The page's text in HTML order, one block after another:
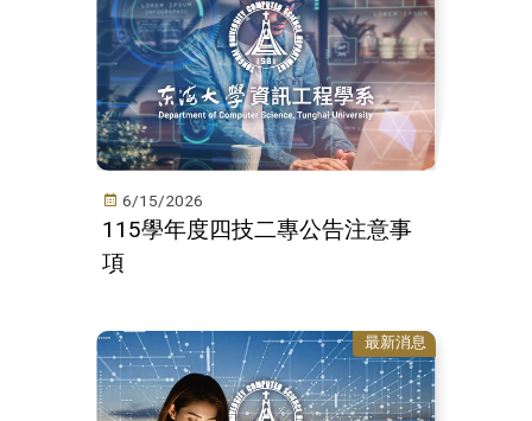
6/15/2026
115學年度四技二專公告注意事
項
最新消息